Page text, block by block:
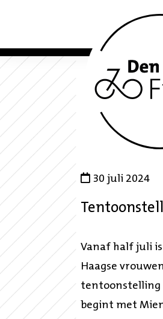
30 juli 2024
Vanaf half juli
Haagse
tentoonstelling
begint met